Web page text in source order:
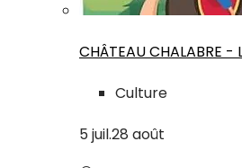
CHÂTEAU CHALABRE -
Culture
5 juil.28 août